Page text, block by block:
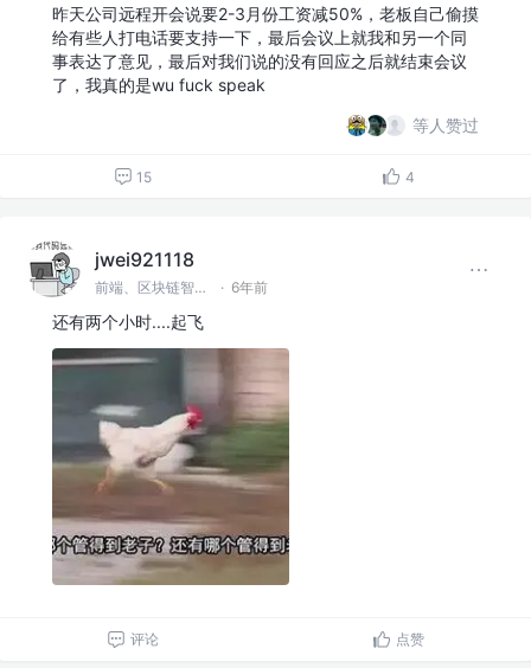
昨天公司远程开会说要2-3月份工资减50%，老板自己偷摸
给有些人打电话要支持一下，最后会议上就我和另一个同
事表达了意见，最后对我们说的没有回应之后就结束会议
了，我真的是wu fuck speak
等人赞过
15 4
jwei921118
前端、区块链智能合约 · 6年前
还有两个小时....起飞
评论 点赞